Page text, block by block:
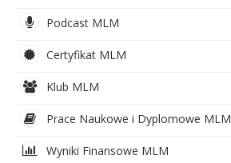
Podcast MLM
Certyfikat MLM
Klub MLM
Prace Naukowe i Dyplomowe MLM
Wyniki Finansowe MLM